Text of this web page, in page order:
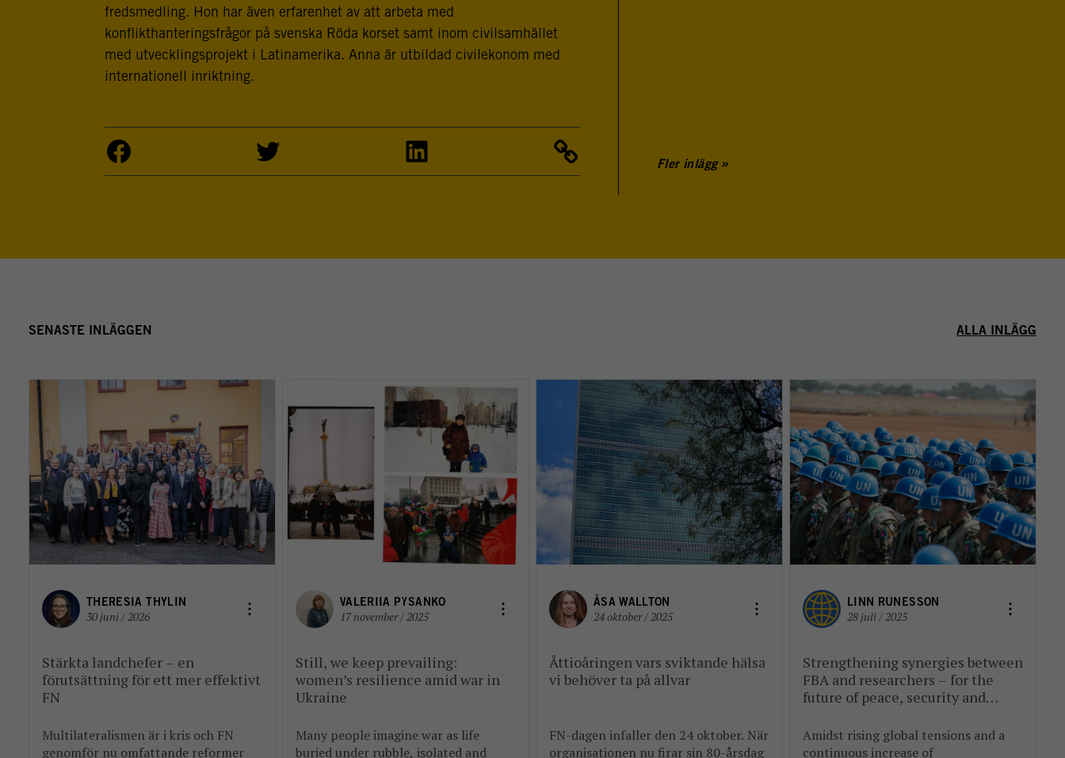
fredsmedling. Hon har även erfarenhet av att arbeta med
konflikthanteringsfrågor på svenska Röda korset samt inom civilsamhället
med utvecklingsprojekt i Latinamerika. Anna är utbildad civilekonom med
internationell inriktning.
Fler inlägg
SENASTE INLÄGGEN ALLA INLÄGG
THERESIA THYLIN
30 juni / 2026
Stärkta landchefer – en
förutsättning för ett mer effektivt
FN
Multilateralismen är i kris och FN
genomför nu omfattande reformer
VALERIIA PYSANKO
17 november / 2025
Still, we keep prevailing:
women’s resilience amid war in
Ukraine
Many people imagine war as life
buried under rubble, isolated and
ÅSA WALLTON
24 oktober / 2025
Åttioåringen vars sviktande hälsa
vi behöver ta på allvar
FN-dagen infaller den 24 oktober. När
organisationen nu firar sin 80-årsdag
LINN RUNESSON
28 juli / 2025
Strengthening synergies between
FBA and researchers – for the
future of peace, security and
Amidst rising global tensions and a
continuous increase of